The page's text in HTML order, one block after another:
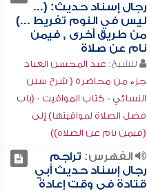
رجال إسناد حديث: (...
ليس في النوم تفريط ...)
من طريق أخرى , فيمن
نام عن صلاة
للشيخ: عبد المحسن العباد
جزء من محاضرة ( شرح سنن
النسائي - كتاب المواقيت - (باب
فضل الصلاة لمواقيتها) إلى
(فيمن نام عن الصلاة))
الفهرس: تراجم
رجال إسناد حديث أبي
قتادة في وقت إعادة